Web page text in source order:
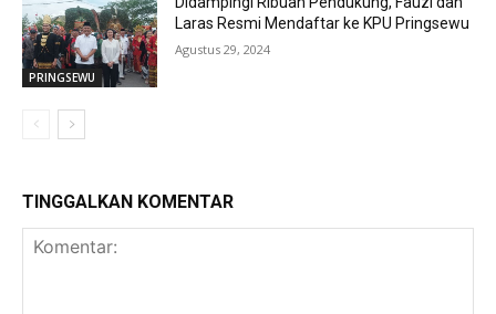
PRINGSEWU
Laras Resmi Mendaftar ke KPU Pringsewu
Agustus 29, 2024
TINGGALKAN KOMENTAR